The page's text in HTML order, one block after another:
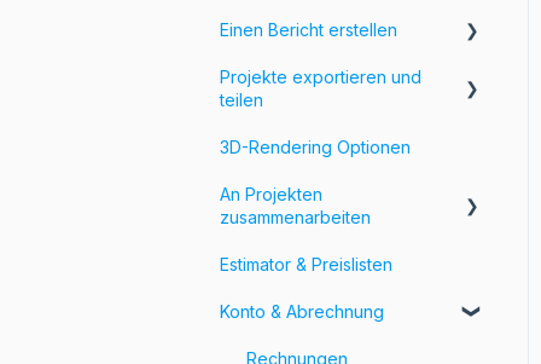
Erste Schritte
Erstellung eines Raumes
Passe deinen Grundriss an
Grundriss hinzu
Einen Bericht erstellen
Hinzufügen von
Informationen und Bildern zu
Projekte exportieren und
teilen
Exportiere deine Projekte
Anpassen von Exporten
3D-Rendering Optionen
An Projekten
zusammenarbeiten
Workspaces und Teams
Estimator & Preislisten
Konto & Abrechnung
Rechnungen